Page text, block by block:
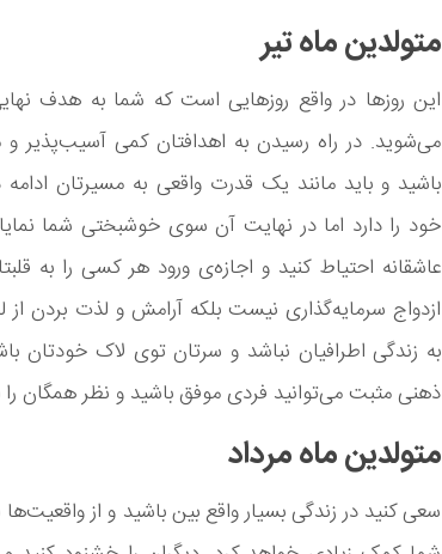
متولدین ماه تیر
این روزها در واقع روزهایی است که شما به هدف
می‌شوید. در راه رسیدن به اهدافتان کمی آسیب‌پذیر و
باشید و باید مانند یک قدرت واقعی به مسیرتان
خود را دارد اما در نهایت آن سوی خوشبختی شما
عاشقانه احتیاط کنید و اجازه‌ی ورود هر کسی را به
ازدواج سرمایه‌گذاری نیست بلکه آرامش و لذت بردن
به زندگی اطرافیان نباشد و سرتان توی لاک خودتان
ذهنی مثبت می‌توانید فردی موفق باشید و نظر همگان
متولدین ماه مرداد
سعی کنید در زندگی بسیار واقع بین باشید و از